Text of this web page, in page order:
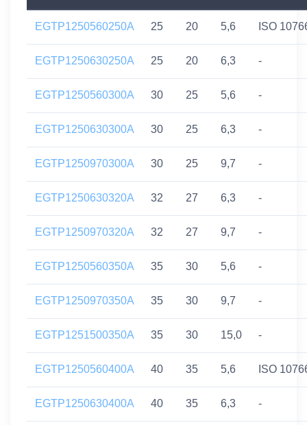
EGTP1250560250A 25 20 5,6 ISO
EGTP1250630250A 25 20 6,3 -
EGTP1250560300A 30 25 5,6 -
EGTP1250630300A 30 25 6,3 -
EGTP1250970300A 30 25 9,7 -
EGTP1250630320A 32 27 6,3 -
EGTP1250970320A 32 27 9,7 -
EGTP1250560350A 35 30 5,6 -
EGTP1250970350A 35 30 9,7 -
EGTP1251500350A 35 30 15,0 -
EGTP1250560400A 40 35 5,6 ISO
EGTP1250630400A 40 35 6,3 -